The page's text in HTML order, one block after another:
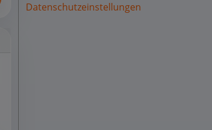
Datenschutzeinstellungen